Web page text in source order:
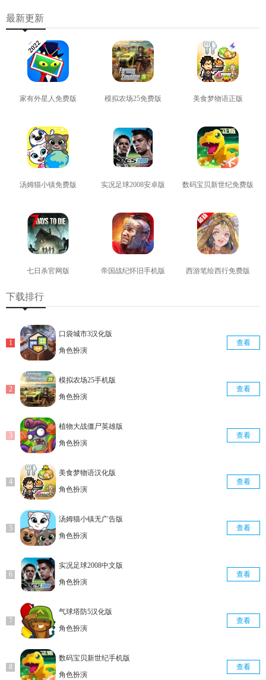
最新更新
家有外星人免费版 模拟农场25免费版 美食梦物语正版
汤姆猫小镇免费版 实况足球2008安卓版 数码宝贝新世纪免费版
七日杀官网版 帝国战纪怀旧手机版 西游笔绘西行免费版
下载排行
口袋城市3汉化版
角色扮演
查看
模拟农场25手机版
角色扮演
查看
植物大战僵尸英雄版
角色扮演
查看
美食梦物语汉化版
角色扮演
查看
汤姆猫小镇无广告版
角色扮演
查看
实况足球2008中文版
角色扮演
查看
气球塔防5汉化版
角色扮演
查看
数码宝贝新世纪手机版
角色扮演
查看